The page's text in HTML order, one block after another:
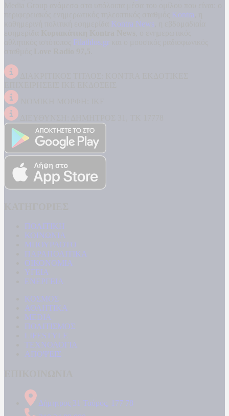
Kontra
Kontra News
Filathlos.gr
ΠΟΛΙΤΙΚΗ
ΚΟΙΝΩΝΙΑ
ΜΠΟΥΡΛΟΤΟ
ΠΑΡΑΠΟΛΙΤΙΚΑ
ΟΙΚΟΝΟΜΙΑ
ΥΓΕΙΑ
ΕΝΕΡΓΕΙΑ
ΚΟΣΜΟΣ
ΑΘΛΗΤΙΚΑ
MEDIA
ΠΟΛΙΤΙΣΜΟΣ
LIFESTYLE
ΤΕΧΝΟΛΟΓΙΑ
ΑΠΟΨΕΙΣ
Δήμητρος 31 Ταύρος, 177 78